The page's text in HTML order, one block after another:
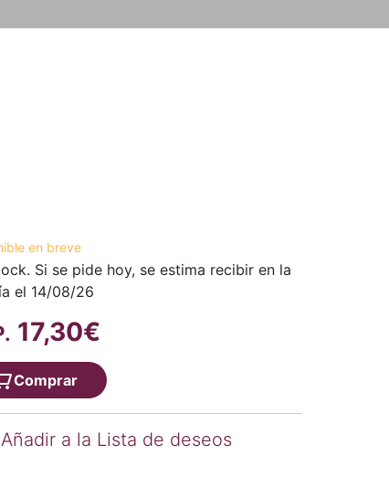
en breve
Si se pide hoy, se estima recibir en la
el 14/08/26
17,30€
Comprar
Añadir a la Lista de deseos